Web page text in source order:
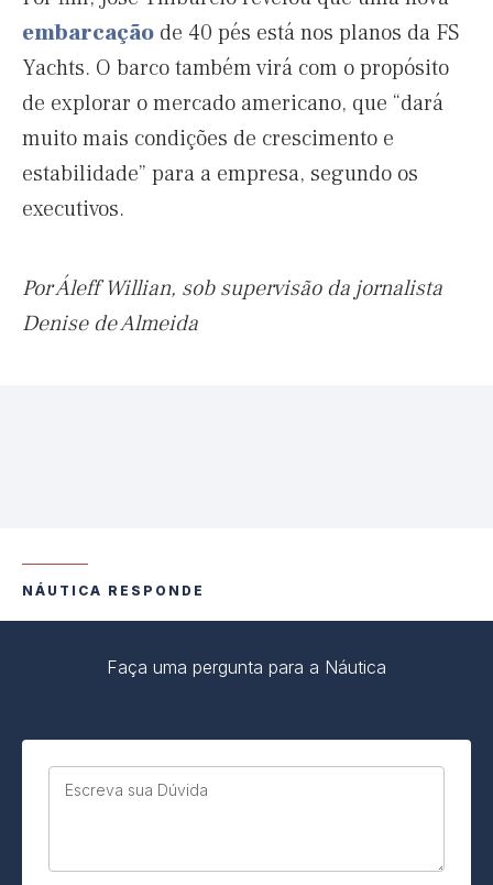
embarcação de 40 pés está nos planos da FS
Yachts. O barco também virá com o propósito
de explorar o mercado americano, que “dará
muito mais condições de crescimento e
estabilidade” para a empresa, segundo os
executivos.
Por Áleff Willian, sob supervisão da jornalista
Denise de Almeida
NÁUTICA RESPONDE
Faça uma pergunta para a Náutica
Escreva sua Dúvida